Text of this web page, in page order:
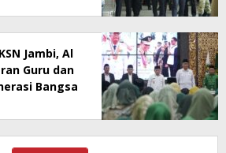
Jambi, Al
Guru dan
Bangsa